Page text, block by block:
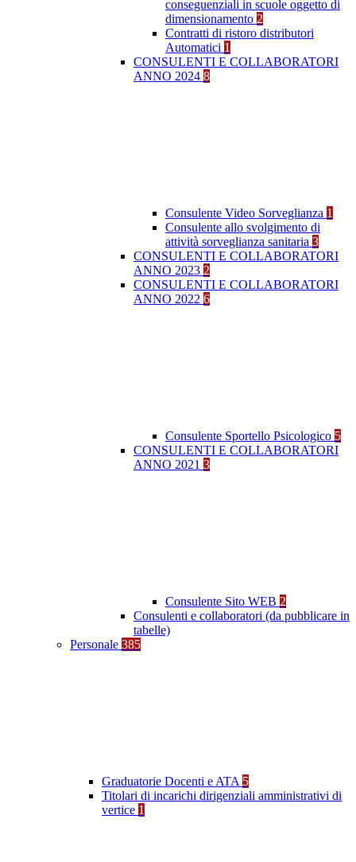
conseguenziali in scuole oggetto di
dimensionamento 2
Contratti di ristoro distributori
Automatici 1
CONSULENTI E COLLABORATORI
ANNO 2024 8
Consulente Video Sorveglianza 1
Consulente allo svolgimento di
attività sorveglianza sanitaria 3
CONSULENTI E COLLABORATORI
ANNO 2023 2
CONSULENTI E COLLABORATORI
ANNO 2022 6
Consulente Sportello Psicologico 5
CONSULENTI E COLLABORATORI
ANNO 2021 3
Consulente Sito WEB 2
Consulenti e collaboratori (da pubblicare in
tabelle)
Personale 385
Graduatorie Docenti e ATA 5
Titolari di incarichi dirigenziali amministrativi di
vertice 1